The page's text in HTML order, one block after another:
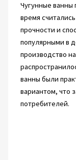
Чугунные ванны
время
прочности и
популярными в
производство
ванны были
вариантом, что
потребителей.